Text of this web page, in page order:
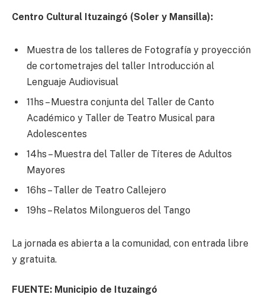
Centro Cultural Ituzaingó (Soler y Mansilla):
Muestra de los talleres de Fotografía y proyección
de cortometrajes del taller Introducción al
Lenguaje Audiovisual
11hs – Muestra conjunta del Taller de Canto
Académico y Taller de Teatro Musical para
Adolescentes
14hs – Muestra del Taller de Títeres de Adultos
Mayores
16hs – Taller de Teatro Callejero
19hs – Relatos Milongueros del Tango
La jornada es abierta a la comunidad, con entrada libre
y gratuita.
FUENTE: Municipio de Ituzaingó